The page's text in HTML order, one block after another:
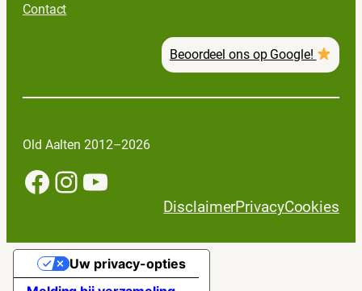
Contact
Beoordeel ons op Google!
Old Aalten 2012–2026
Facebook InstagramYouTube
DisclaimerPrivacyCookies
Uw privacy-opties